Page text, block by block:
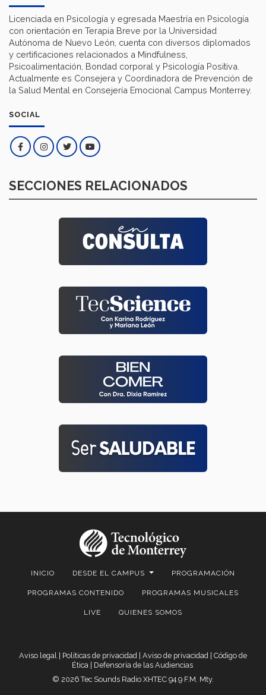
Licenciada en Psicología y egresada Maestría en Psicología
con orientación en Terapia Breve por la Universidad
Autónoma de Nuevo León, cuenta con diversos diplomados
y certificaciones relacionados a Mindfulness,
Psicoalimentación, Bondad corporal y Psicología Positiva.
Actualmente es Consejera y Coordinadora de Prevención de
la Salud Mental en Consejería Emocional Campus Monterrey.
SOCIAL
SECCIONES RELACIONADOS
INICIO DESDE EL CAMPUS PROGRAMACIÓN
PROGRAMAS CONTENIDO PROGRAMAS MUSICALES
LIVE QUIENES SOMOS
Aviso legal | Políticas de privacidad | Aviso de privacidad | Código de
Ética | Defensoría de las Audiencias
© 2026 Tec Sounds Radio XHTEC 94.9 F.M. Mty.